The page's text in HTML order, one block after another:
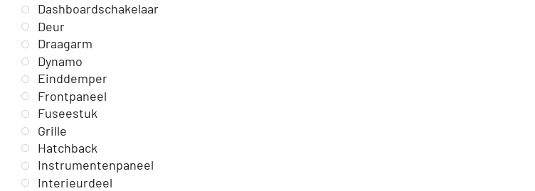
Dashboardschakelaar
Deur
Draagarm
Dynamo
Einddemper
Frontpaneel
Fuseestuk
Grille
Hatchback
Instrumentenpaneel
Interieurdeel